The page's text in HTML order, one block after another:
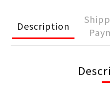
Description